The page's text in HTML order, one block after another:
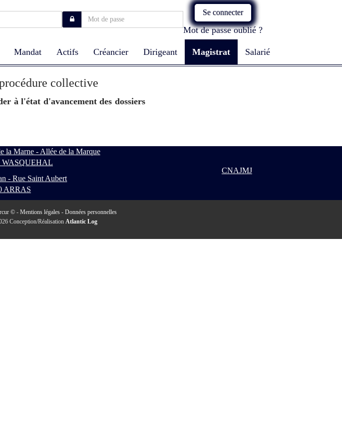
Se connecter
Mot de passe oublié ?
Mandat Actifs Créancier Dirigeant Magistrat Salarié
collective
à l'état d'avancement des dossiers
la Marne - Allée de la Marque
WASQUEHAL
- Rue Saint Aubert
ARRAS
CNAJMJ
©- Mentions légales- Données personnelles
Conception/Réalisation Atlantic Log